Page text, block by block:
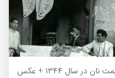
نان در سال ۱۳۴۴ + عکس